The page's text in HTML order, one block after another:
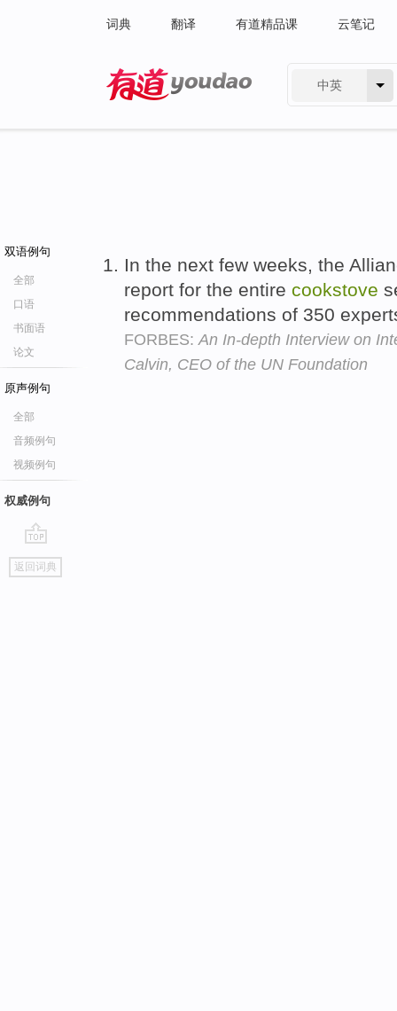
词典 翻译 有道精品课 云笔记
中英
双语例句
全部
口语
书面语
论文
原声例句
全部
音频例句
视频例句
权威例句
go
top
返回词典
In the next few weeks, the
report for the entire cookstove
recommendations of 350
FORBES:An In-depth Interview on
Calvin, CEO of the UN Foundation